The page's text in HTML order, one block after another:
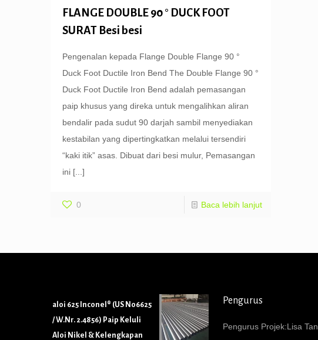
FLANGE DOUBLE 90 ° DUCK FOOT
SURAT Besi besi
Pengenalan kepada Flange Double Flange 90 °
Duck Foot Ductile Iron Bend The Double Flange 90 °
Duck Foot Ductile Iron Bend adalah pemasangan
paip khusus yang direka untuk mengalihkan aliran
bendalir pada sudut 90 darjah sambil menyediakan
kestabilan yang dipertingkatkan melalui tersendiri
“kaki itik” asas. Dibuat dari besi mulur, Pemasangan
ini[...]
0 Baca lebih lanjut
aloi 625 Inconel® (US N06625
/ W.Nr. 2.4856) Paip Keluli
Aloi Nikel & Kelengkapan
Pengurus
Pengurus Projek:Lisa Tan